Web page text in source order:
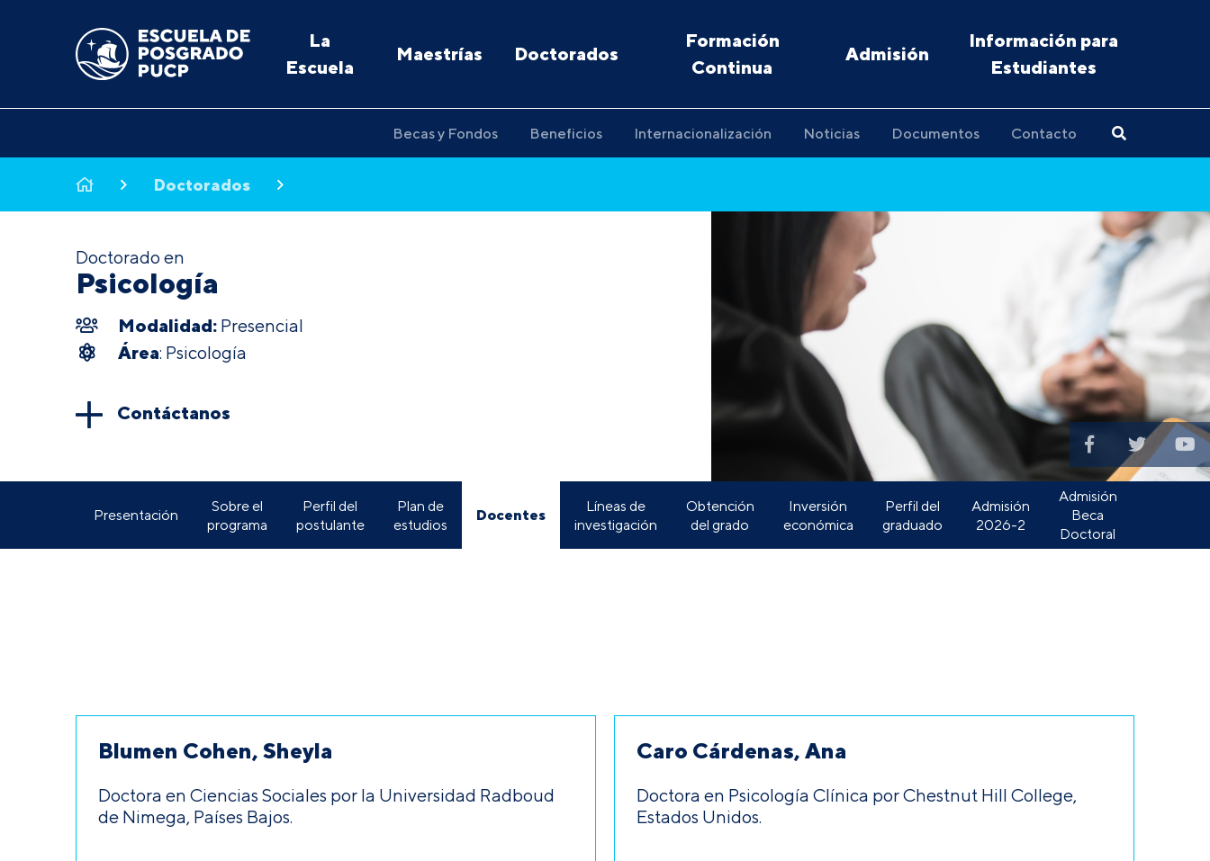
La
Escuela
Maestrías Doctorados
Formación
Continua
Admisión
Información para
Estudiantes
Becas y Fondos Beneficios Internacionalización Noticias Documentos Contacto
Doctorados
Doctorado en
Psicología
Modalidad: Presencial
Área: Psicología
Contáctanos
Presentación
Sobre el
programa
Perfil del
postulante
Plan de
estudios
Docentes
Líneas de
investigación
Obtención
del grado
Inversión
económica
Perfil del
graduado
Admisión
2026-2
Admisión
Beca
Doctoral
Blumen Cohen, Sheyla
Doctora en Ciencias Sociales por la Universidad Radboud
de Nimega, Países Bajos.
Caro Cárdenas, Ana
Doctora en Psicología Clínica por Chestnut Hill College,
Estados Unidos.